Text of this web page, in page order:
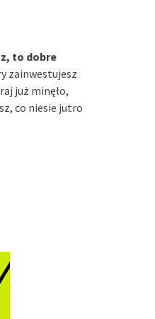
to dobre
zainwestujesz
już minęło,
co niesie jutro